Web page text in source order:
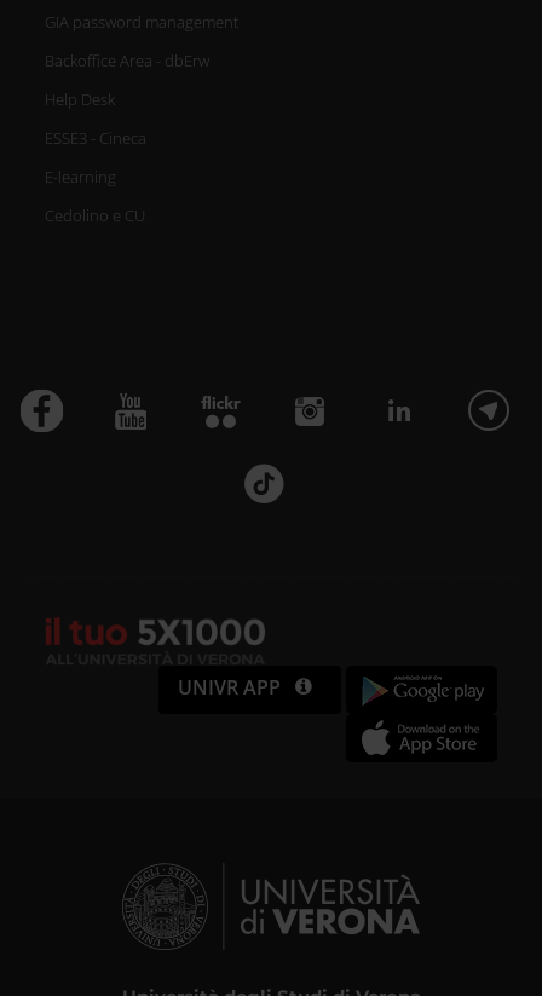
GIA password management
Backoffice Area - dbErw
Help Desk
ESSE3 - Cineca
E-learning
Cedolino e CU
UNIVR APP